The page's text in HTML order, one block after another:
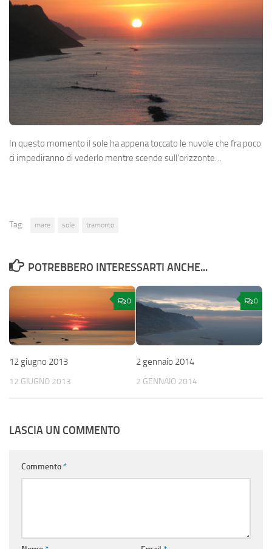
In questo momento il sole ha appena toccato le nuvole che fra poco
ci impediranno di vederlo mentre scende sull’orizzonte…
Tag: mare sole tramonto
POTREBBERO INTERESSARTI ANCHE...
0
12 giugno 2013
12 GIUGNO 2013
0
2 gennaio 2014
2 GENNAIO 2014
LASCIA UN COMMENTO
Commento*